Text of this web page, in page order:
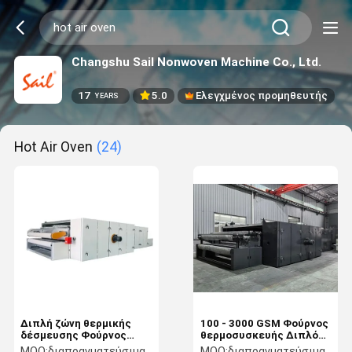
Changshu Sail Nonwoven Machine Co., Ltd.
17 YEARS 5.0 Ελεγχμένος προμηθευτής
Hot Air Oven (24)
Διπλή ζώνη θερμικής
δέσμευσης Φούρνος
θερμικού αέρα Θερμικό
100 - 3000 GSM Φούρνος
θερμοσυσκευής Διπλός
μεταφορέας Ηλεκτρικός